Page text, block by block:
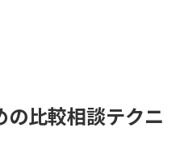
比較相談テクニ